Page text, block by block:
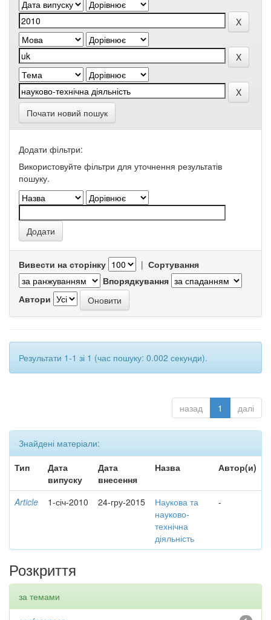
Почати новий пошук
Додати фільтри:
Використовуйте фільтри для уточнення результатів
пошуку.
Вивести на сторінку | Сортування
Впорядкування
Автори
Результати 1-1 зі 1 (час пошуку: 0.002 секунди).
назад 1 далі
Знайдені матеріали:
Тип
Дата
випуску
Дата
внесення
Назва Автор(и)
Article 1-січ-2010 24-гру-2015
Наукова та
науково-
технічна
діяльність
-
Розкриття
за темами